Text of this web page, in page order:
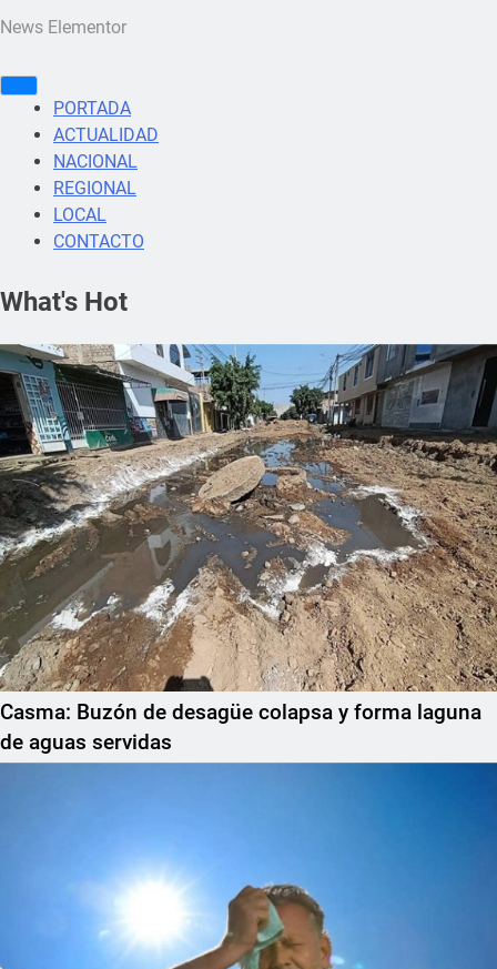
News Elementor
PORTADA
ACTUALIDAD
NACIONAL
REGIONAL
LOCAL
CONTACTO
What's Hot
Casma: Buzón de desagüe colapsa y forma laguna
de aguas servidas